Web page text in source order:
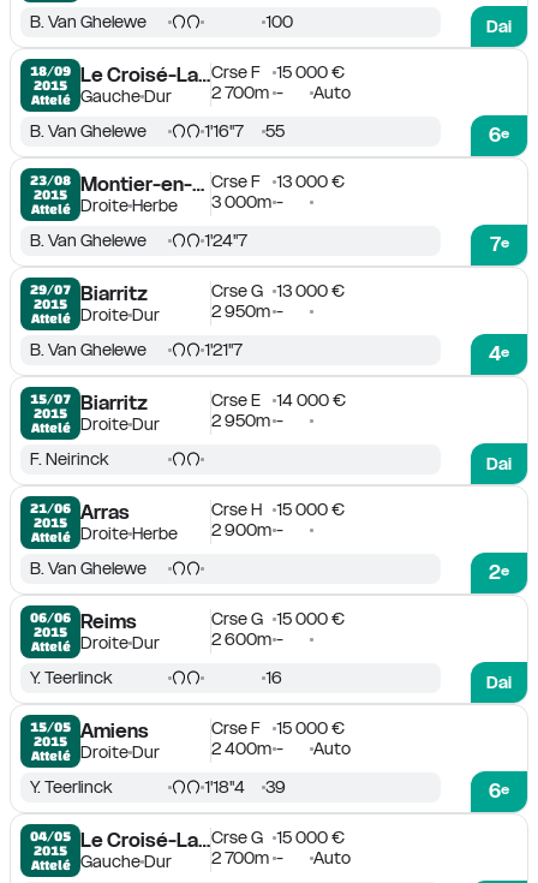
Dai
B. Van Ghelewe 100
18/09
2015
Attelé
Le Croisé-Laroche
GaucheDur
Crse F
15 000 €
2 700m - Auto
6e
B. Van Ghelewe 1'16''7 55
23/08
2015
Attelé
Montier-en-Der
DroiteHerbe
Crse F
13 000 €
3 000m -
7e
B. Van Ghelewe 1'24''7
29/07
2015
Attelé
Biarritz
DroiteDur
Crse G
13 000 €
2 950m -
4e
B. Van Ghelewe 1'21''7
15/07
2015
Attelé
Biarritz
DroiteDur
Crse E
14 000 €
2 950m -
Dai
F. Neirinck
21/06
2015
Attelé
Arras
DroiteHerbe
Crse H
15 000 €
2 900m -
2e
B. Van Ghelewe
06/06
2015
Attelé
Reims
DroiteDur
Crse G
15 000 €
2 600m -
Dai
Y. Teerlinck 16
15/05
2015
Attelé
Amiens
DroiteDur
Crse F
15 000 €
2 400m - Auto
6e
Y. Teerlinck 1'18''4 39
04/05
2015
Attelé
Le Croisé-Laroche
GaucheDur
Crse G
15 000 €
2 700m -
Auto